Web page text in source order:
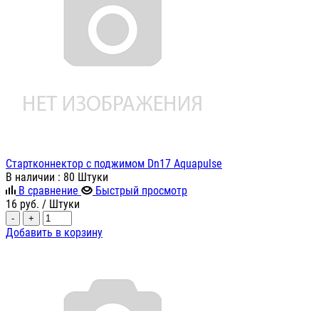
Стартконнектор с поджимом Dn17 Aquapulse
В наличии : 80 Штуки
В сравнение
Быстрый просмотр
16 руб. / Штуки
- +
Добавить в корзину